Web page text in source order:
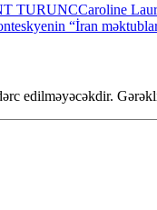
TURUNCCaroline
“İran
edilməyəcəkdir.